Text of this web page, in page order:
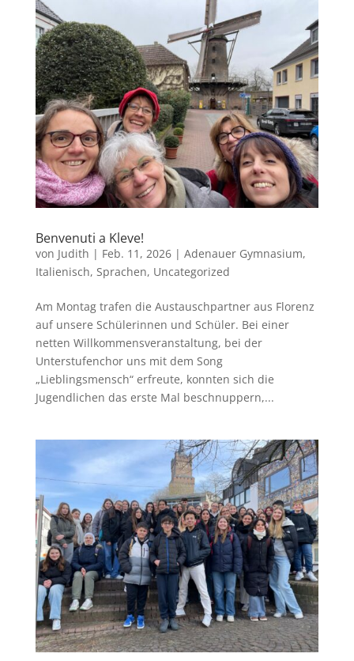
Benvenuti a Kleve!
von Judith | Feb. 11, 2026| Adenauer Gymnasium,
Italienisch, Sprachen, Uncategorized
Am Montag trafen die Austauschpartner aus Florenz
auf unsere Schülerinnen und Schüler. Bei einer
netten Willkommensveranstaltung, bei der
Unterstufenchor uns mit dem Song
„Lieblingsmensch“ erfreute, konnten sich die
Jugendlichen das erste Mal beschnuppern,...